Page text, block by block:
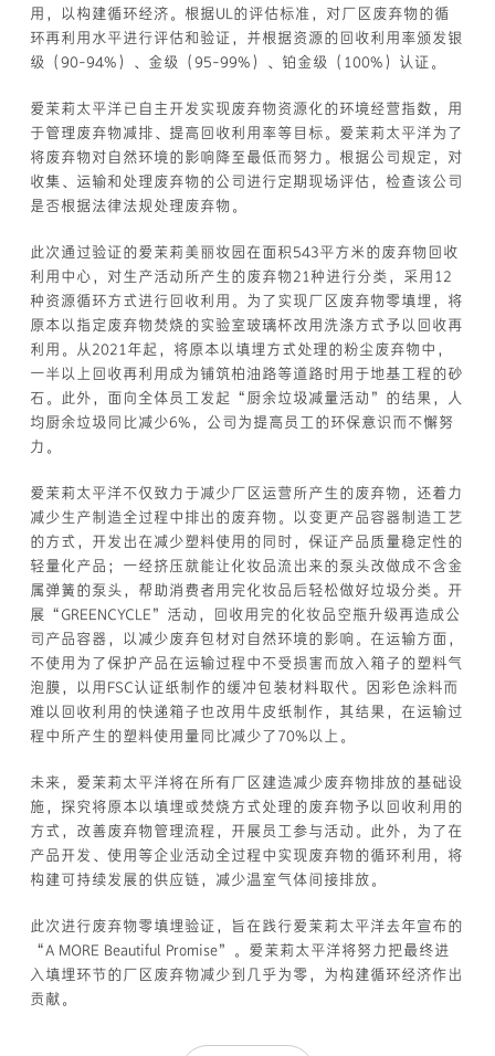
用，以构建循环经济。根据UL的评估标准，对厂区废弃物的循
环再利用水平进行评估和验证，并根据资源的回收利用率颁发银
级（90-94%）、金级（95-99%）、铂金级（100%）认证。
爱茉莉太平洋已自主开发实现废弃物资源化的环境经营指数，用
于管理废弃物减排、提高回收利用率等目标。爱茉莉太平洋为了
将废弃物对自然环境的影响降至最低而努力。根据公司规定，对
收集、运输和处理废弃物的公司进行定期现场评估，检查该公司
是否根据法律法规处理废弃物。
此次通过验证的爱茉莉美丽妆园在面积543平方米的废弃物回收
利用中心，对生产活动所产生的废弃物21种进行分类，采用12
种资源循环方式进行回收利用。为了实现厂区废弃物零填埋，将
原本以指定废弃物焚烧的实验室玻璃杯改用洗涤方式予以回收再
利用。从2021年起，将原本以填埋方式处理的粉尘废弃物中，
一半以上回收再利用成为铺筑柏油路等道路时用于地基工程的砂
石。此外，面向全体员工发起“厨余垃圾减量活动”的结果，人
均厨余垃圾同比减少6%，公司为提高员工的环保意识而不懈努
力。
爱茉莉太平洋不仅致力于减少厂区运营所产生的废弃物，还着力
减少生产制造全过程中排出的废弃物。以变更产品容器制造工艺
的方式，开发出在减少塑料使用的同时，保证产品质量稳定性的
轻量化产品；一经挤压就能让化妆品流出来的泵头改做成不含金
属弹簧的泵头，帮助消费者用完化妆品后轻松做好垃圾分类。开
展“GREENCYCLE”活动，回收用完的化妆品空瓶升级再造成公
司产品容器，以减少废弃包材对自然环境的影响。在运输方面，
不使用为了保护产品在运输过程中不受损害而放入箱子的塑料气
泡膜，以用FSC认证纸制作的缓冲包装材料取代。因彩色涂料而
难以回收利用的快递箱子也改用牛皮纸制作，其结果，在运输过
程中所产生的塑料使用量同比减少了70%以上。
未来，爱茉莉太平洋将在所有厂区建造减少废弃物排放的基础设
施，探究将原本以填埋或焚烧方式处理的废弃物予以回收利用的
方式，改善废弃物管理流程，开展员工参与活动。此外，为了在
产品开发、使用等企业活动全过程中实现废弃物的循环利用，将
构建可持续发展的供应链，减少温室气体间接排放。
此次进行废弃物零填埋验证，旨在践行爱茉莉太平洋去年宣布的
“A MORE Beautiful Promise”。爱茉莉太平洋将努力把最终进
入填埋环节的厂区废弃物减少到几乎为零，为构建循环经济作出
贡献。